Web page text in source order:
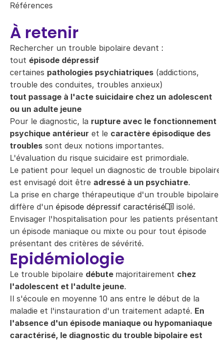
Références
À retenir
Rechercher un trouble bipolaire devant :
tout épisode dépressif
certaines pathologies psychiatriques (addictions,
trouble des conduites, troubles anxieux)
tout passage à l'acte suicidaire chez un adolescent
ou un adulte jeune
Pour le diagnostic, la rupture avec le fonctionnement
psychique antérieur et le caractère épisodique des
troubles sont deux notions importantes.
L'évaluation du risque suicidaire est primordiale.
Le patient pour lequel un diagnostic de trouble
est envisagé doit être adressé à un psychiatre.
La prise en charge thérapeutique d'un trouble bipolaire
diffère d'un épisode dépressif caractérisé
isolé.
Envisager l'hospitalisation pour les patients présentant
un épisode maniaque ou mixte ou pour tout épisode
présentant des critères de sévérité.
Epidémiologie
Le trouble bipolaire débute majoritairement chez
l'adolescent et l'adulte jeune.
Il s'écoule en moyenne 10 ans entre le début de la
maladie et l'instauration d'un traitement adapté. En
l'absence d'un épisode maniaque ou hypomaniaque
caractérisé, le diagnostic du trouble bipolaire est